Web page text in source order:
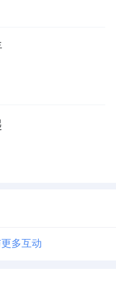
储备军。
超级黑马，江广
万拿地。
年这些楼盘值得关
和楼盘，乐居君
馆开放，这一历
多互动